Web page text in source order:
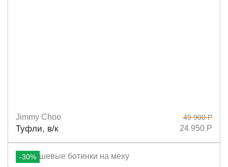
Размеры 36,5
Jimmy Choo
Туфли, в/к
49 900 Р
24 950 Р
-30%